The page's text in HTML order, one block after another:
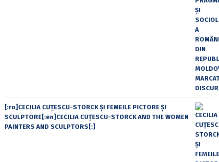
[:ro]CECILIA CUŢESCU-STORCK ŞI FEMEILE PICTORE ŞI
SCULPTORE[:en]CECILIA CUŢESCU-STORCK AND THE WOMEN
PAINTERS AND SCULPTORS[:]